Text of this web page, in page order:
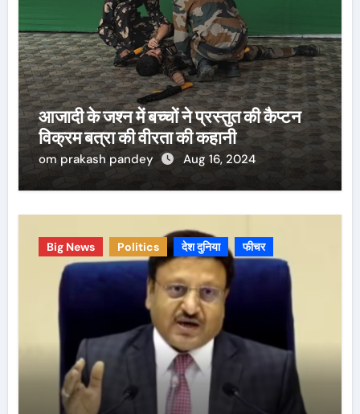
आजादी के जश्न में बच्चों ने प्रस्तुत की कैप्टन
विक्रम बत्रा की वीरता की कहानी
om prakash pandey Aug 16, 2024
Big News Politics देश दुनिया फीचर